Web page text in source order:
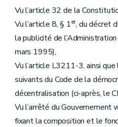
Vu l’article 32 de la
Vu l’article 8, § 1er, du décret
la publicité de
mars 1995),
Vu l’article L3211-3, ainsi
suivants du Code de la
décentralisation (ci-après, le
Vu l’arrêté du
fixant la composition et le